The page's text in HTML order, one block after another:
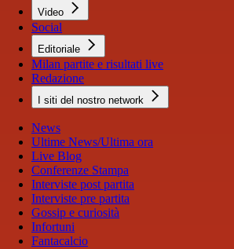
Video
Social
Editoriale
Milan partite e risultati live
Redazione
I siti del nostro network
News
Ultime News/Ultima ora
Live Blog
Conferenze Stampa
Interviste post partita
Interviste pre partita
Gossip e curiosità
Infortuni
Fantacalcio